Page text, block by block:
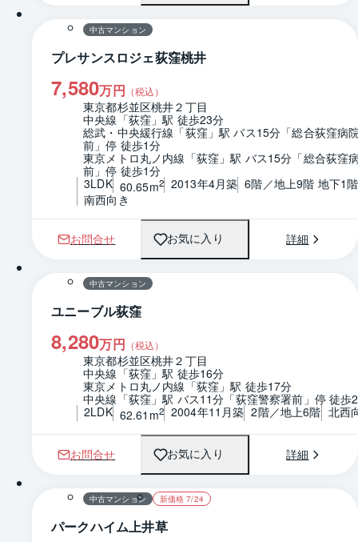
中古マンション
プレサンスロジェ荻窪桃井
7,580万円 （税込）
東京都杉並区桃井２丁目
中央線「荻窪」駅 徒歩23分
総武・中央緩行線「荻窪」駅 バス15分「総合荻窪病
前」停 徒歩1分
東京メトロ丸ノ内線「荻窪」駅 バス15分「総合荻窪
前」停 徒歩1分
3LDK 60.65m2 2013年4月築 6階／地上9階 地下1階
南西向き
お問合せ お気に入り 詳細
1 / 0 間取り
中古マンション
ユニーブル荻窪
8,280万円 （税込）
東京都杉並区桃井２丁目
中央線「荻窪」駅 徒歩16分
東京メトロ丸ノ内線「荻窪」駅 徒歩17分
中央線「荻窪」駅 バス11分「荻窪警察署前」停 徒歩
2LDK 62.61m2 2004年11月築 2階／地上6階 北西
お問合せ お気に入り 詳細
1 / 0 間取り
中古マンション 新価格 7/24
パークハイム上井草